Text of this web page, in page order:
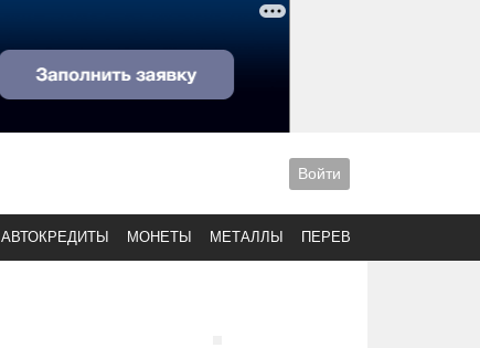
Войти
АВТОКРЕДИТЫ МОНЕТЫ МЕТАЛЛЫ ПЕРЕВОДЫ